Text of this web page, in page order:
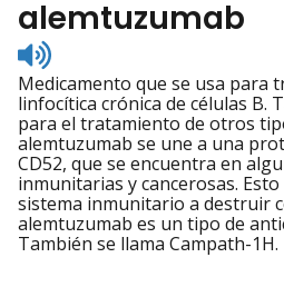
alemtuzumab
Listen
to
pronunciation
Medicamento que se usa para
linfocítica crónica de células B.
para el tratamiento de otros
alemtuzumab se une a una
CD52, que se encuentra en
inmunitarias y cancerosas.
sistema inmunitario a destruir
alemtuzumab es un tipo de
También se llama Campath-1H.